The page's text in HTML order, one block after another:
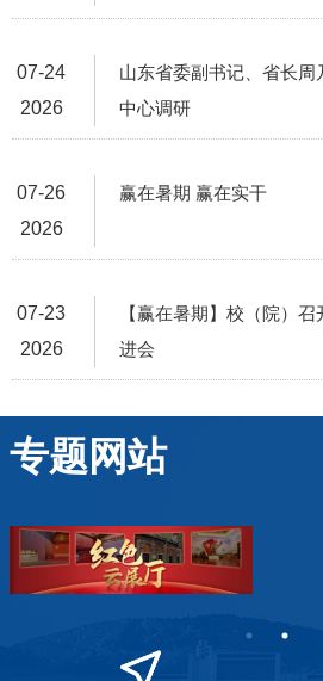
07-24
2026
山东省委副书记、省长
中心调研
07-26
2026
赢在暑期 赢在实干
07-23
2026
【赢在暑期】校（院）
进会
专题网站